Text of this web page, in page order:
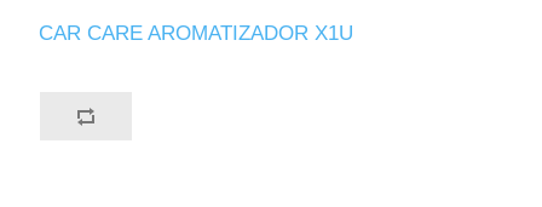
CAR CARE AROMATIZADOR X1U